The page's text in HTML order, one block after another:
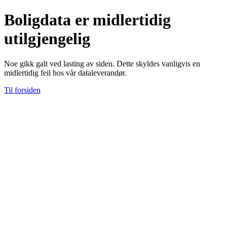
Boligdata er midlertidig
utilgjengelig
Noe gikk galt ved lasting av siden. Dette skyldes vanligvis en
midlertidig feil hos vår dataleverandør.
Til forsiden